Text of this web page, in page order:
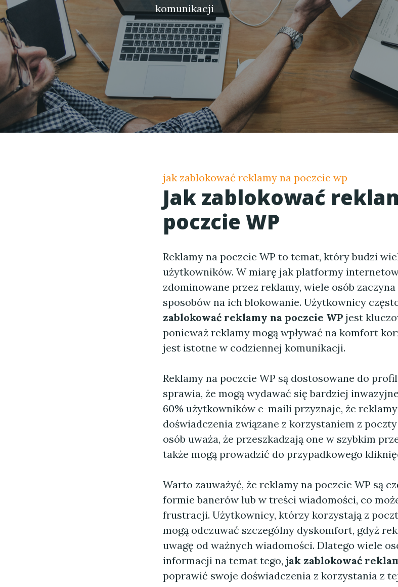
komunikacji
jak zablokować reklamy na poczcie wp
Jak zablokować
poczcie WP
Reklamy na poczcie WP to temat, który budzi
użytkowników. W miarę jak platformy
zdominowane przez reklamy, wiele osób
sposobów na ich blokowanie. Użytkownicy
zablokować reklamy na poczcie WP jest
ponieważ reklamy mogą wpływać na komfort
jest istotne w codziennej komunikacji.
Reklamy na poczcie WP są dostosowane do
sprawia, że mogą wydawać się bardziej
60% użytkowników e-maili przyznaje, że
doświadczenia związane z korzystaniem z
osób uważa, że przeszkadzają one w szybkim
także mogą prowadzić do przypadkowego
Warto zauważyć, że reklamy na poczcie WP są
formie banerów lub w treści wiadomości, co
frustracji. Użytkownicy, którzy korzystają z
mogą odczuwać szczególny dyskomfort, gdyż
uwagę od ważnych wiadomości. Dlatego wiele
informacji na temat tego, jak zablokować
poprawić swoje doświadczenia z korzystania z